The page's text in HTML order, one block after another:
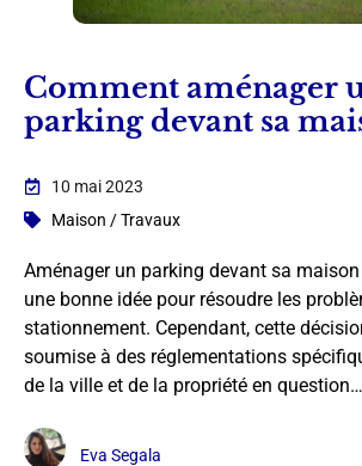
Comment aménager
parking devant sa
10 mai 2023
Maison / Travaux
Aménager un parking devant sa
une bonne idée pour résoudre les
stationnement. Cependant, cette
soumise à des réglementations
de la ville et de la propriété en
Eva Segala